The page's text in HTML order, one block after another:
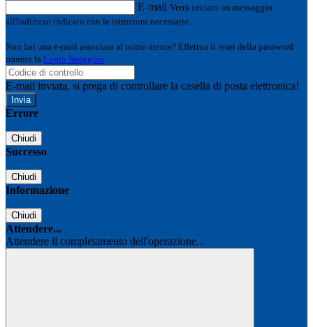
E-mail Verrà inviato un messaggio
all'indirizzo indicato con le istruzioni necessarie.
Non hai una e-mail associata al nome utente? Effettua il reset della password
tramite la Login Spaggiari
E-mail inviata, si prega di controllare la casella di posta elettronica!
Errore
Chiudi
Successo
Chiudi
Informazione
Chiudi
Attendere...
Attendere il completamento dell'operazione...